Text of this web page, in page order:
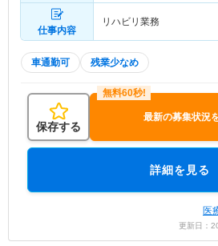
仕事内容
リハビリ業務
車通勤可 残業少なめ
保存する
最新の募集状況
詳細を見る
医
更新日：